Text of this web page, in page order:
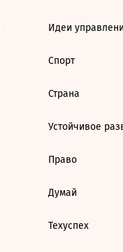
Идеи
Спорт
Страна
Устойчивое
Право
Думай
Техуспех